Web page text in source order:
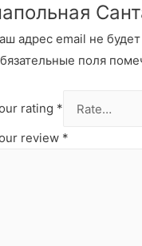
адрес email не
поля
rating *
review *